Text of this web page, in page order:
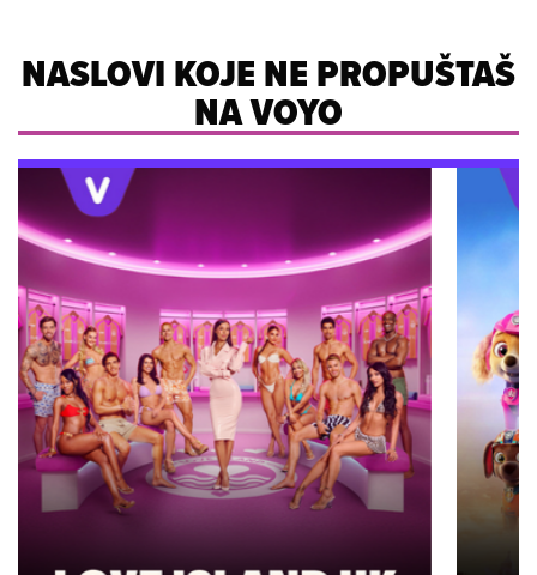
NASLOVI KOJE NE PROPUŠTAŠ
NA VOYO